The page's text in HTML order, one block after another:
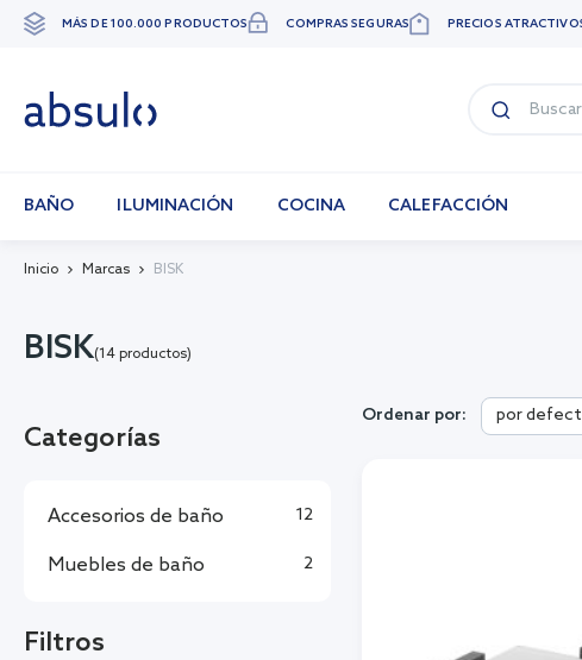
Ir
MÁS DE 100.000 PRODUCTOS COMPRAS SEGURAS PRECIOS
BAÑO ILUMINACIÓN COCINA CALEFACCIÓN
Inicio Marcas BISK
BISK(14 productos)
Ordenar por: por
Categorías
Accesorios de baño 12
Muebles de baño 2
Filtros